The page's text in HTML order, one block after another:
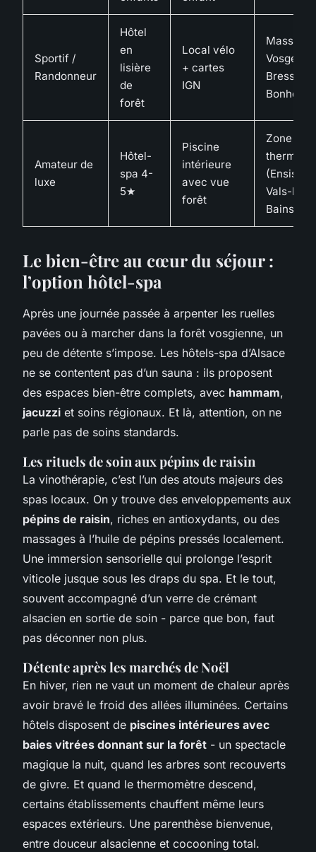
Sportif /
Randonneur
Hôtel
en
lisière
de
forêt
Local vélo
+ cartes
IGN
Massif
Vosges
Bresse,
Amateur de
luxe
Hôtel-
spa 4-
5★
Piscine
intérieure
avec vue
forêt
Zone
thermale
Vals-les-
Bains)
Le bien-être au cœur du séjour :
l’option hôtel-spa
Après une journée passée à arpenter les ruelles
pavées ou à marcher dans la forêt vosgienne, un
peu de détente s’impose. Les hôtels-spa d’Alsace
ne se contentent pas d’un sauna : ils proposent
des espaces bien-être complets, avec hammam,
jacuzzi et soins régionaux. Et là, attention, on ne
parle pas de soins standards.
Les rituels de soin aux pépins de raisin
La vinothérapie, c’est l’un des atouts majeurs des
spas locaux. On y trouve des enveloppements aux
pépins de raisin, riches en antioxydants, ou des
massages à l’huile de pépins pressés localement.
Une immersion sensorielle qui prolonge l’esprit
viticole jusque sous les draps du spa. Et le tout,
souvent accompagné d’un verre de crémant
alsacien en sortie de soin - parce que bon, faut
pas déconner non plus.
Détente après les marchés de Noël
En hiver, rien ne vaut un moment de chaleur après
avoir bravé le froid des allées illuminées. Certains
hôtels disposent de piscines intérieures avec
baies vitrées donnant sur la forêt - un spectacle
magique la nuit, quand les arbres sont recouverts
de givre. Et quand le thermomètre descend,
certains établissements chauffent même leurs
espaces extérieurs. Une parenthèse bienvenue,
entre douceur alsacienne et cocooning total.